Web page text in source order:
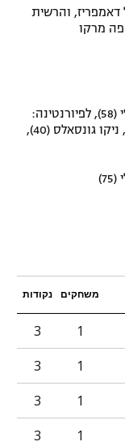
והרשית
מרקו
לגנואה: דוידה ביראצ'י (58), לפיורנטינה:
כריסטיאנו ביראג'י (5), ג'קומו בונבנטורה (11), ניקו גונסאלס (40),
משחקים נקודות
1
3
1
3
1
3
1
3